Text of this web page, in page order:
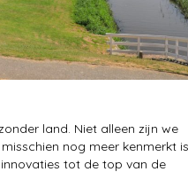
land. Niet alleen zijn we
nog meer kenmerkt is
tot de top van de